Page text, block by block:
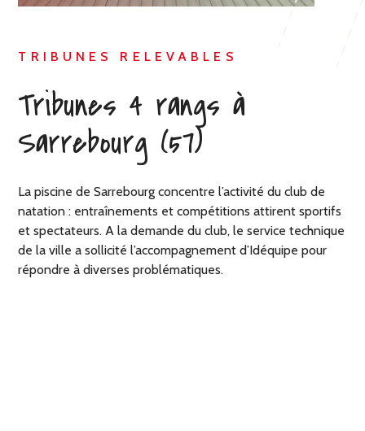
TRIBUNES RELEVABLES
Tribunes 4 rangs à
Sarrebourg (57)
La piscine de Sarrebourg concentre l’activité du club de
natation : entraînements et compétitions attirent sportifs
et spectateurs. A la demande du club, le service technique
de la ville a sollicité l’accompagnement d’Idéquipe pour
répondre à diverses problématiques.